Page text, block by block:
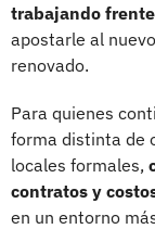
trabajando
apostarle al
renovado.
Para quienes
forma distinta de
locales formales,
contratos y
en un entorno